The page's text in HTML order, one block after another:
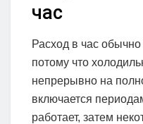
час
Расход в час
потому что
непрерывно на
включается
работает, затем